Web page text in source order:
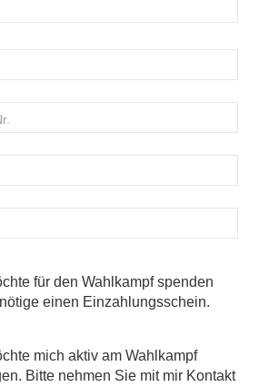
für den Wahlkampf spenden
einen Einzahlungsschein.
mich aktiv am Wahlkampf
Bitte nehmen Sie mit mir Kontakt